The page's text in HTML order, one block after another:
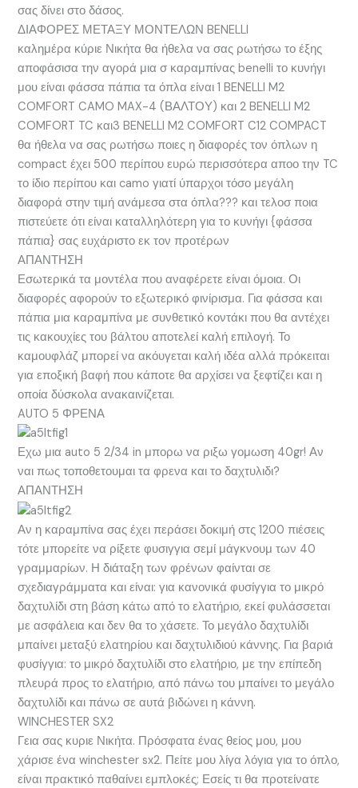
σας δίνει στο δάσος.
ΔΙΑΦΟΡΕΣ ΜΕΤΑΞΥ ΜΟΝΤΕΛΩΝ BENELLI
καλημέρα κύριε Νικήτα θα ήθελα να σας ρωτήσω το έξης
αποφάσισα την αγορά μια σ καραμπίνας benelli το κυνήγι
μου είναι φάσσα πάπια τα όπλα είναι 1 BENELLI M2
COMFORT CAMO MAX-4 (ΒΑΛΤΟΥ) και 2 BENELLI M2
COMFORT TC και3 BENELLI M2 COMFORT C12 COMPACT
θα ήθελα να σας ρωτήσω ποιες η διαφορές τον όπλων η
compact έχει 500 περίπου ευρώ περισσότερα αποο την TC
το ίδιο περίπου και camo γιατί ύπαρχοι τόσο μεγάλη
διαφορά στην τιμή ανάμεσα στα όπλα??? και τελοσ ποια
πιστεύετε ότι είναι καταλληλότερη για το κυνήγι {φάσσα
πάπια} σας ευχάριστο εκ τον προτέρων
ΑΠΑΝΤΗΣΗ
Εσωτερικά τα μοντέλα που αναφέρετε είναι όμοια. Οι
διαφορές αφορούν το εξωτερικό φινίρισμα. Για φάσσα και
πάπια μια καραμπίνα με συνθετικό κοντάκι που θα αντέχει
τις κακουχίες του βάλτου αποτελεί καλή επιλογή. Το
καμουφλάζ μπορεί να ακόυγεται καλή ιδέα αλλά πρόκειται
για εποξική βαφή που κάποτε θα αρχίσει να ξεφτίζει και η
οποία δύσκολα ανακαινίζεται.
AUTO 5 ΦΡΕΝΑ
Εχω μια auto 5 2/34 in μπορω να ριξω γομωση 40gr! Αν
ναι πως τοποθετουμαι τα φρενα και το δαχτυλιδι?
ΑΠΑΝΤΗΣΗ
Αν η καραμπίνα σας έχει περάσει δοκιμή στς 1200 πιέσεις
τότε μπορείτε να ρίξετε φυσιγγια σεμί μάγκνουμ των 40
γραμμαρίων. Η διάταξη των φρένων φαίνται σε
σχεδιαγράμματα και είναι: για κανονικά φυσίγγια το μικρό
δαχτυλίδι στη βάση κάτω από το ελατήριο, εκεί φυλάσσεται
με ασφάλεια και δεν θα το χάσετε. Το μεγάλο δαχτυλίδι
μπαίνει μεταξύ ελατηρίου και δαχτυλιδιού κάννης. Για βαριά
φυσίγγια: το μικρό δαχτυλίδι στο ελατήριο, με την επίπεδη
πλευρά προς το ελατήριο, από πάνω του μπαίνει το μεγάλο
δαχτυλίδι και πάνω σε αυτά βιδώνει η κάννη.
WINCHESTER SX2
Γεια σας κυριε Νικήτα. Πρόσφατα ένας θείος μου, μου
χάρισε ένα winchester sx2. Πείτε μου λίγα λόγια για το όπλο,
είναι πρακτικό παθαίνει εμπλοκές; Εσείς τι θα προτείνατε